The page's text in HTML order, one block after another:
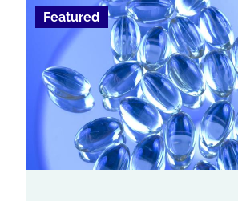
Featured